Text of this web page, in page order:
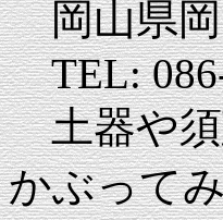
岡山県岡
TEL: 086-
土器や須
かぶって